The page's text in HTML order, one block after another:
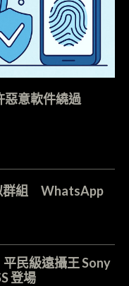
意軟件繞過
群組 WhatsApp
民級遠攝王 Sony
登場